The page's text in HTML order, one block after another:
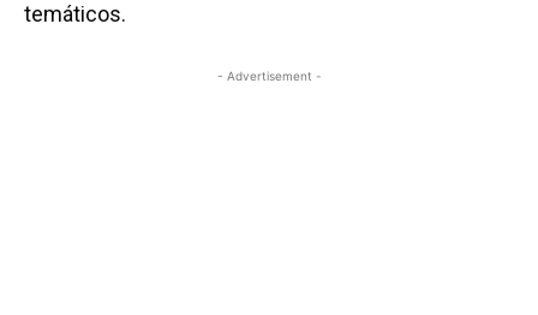
temáticos.
- Advertisement -